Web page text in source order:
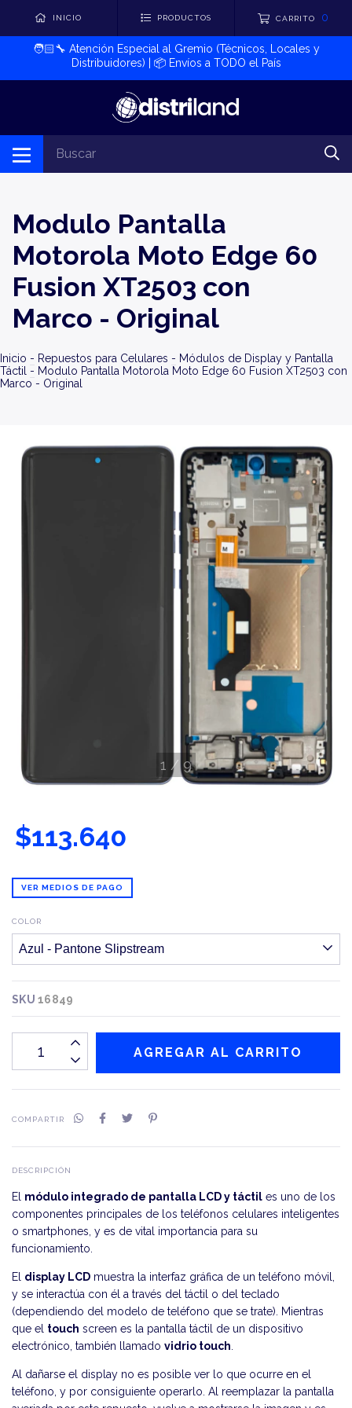
INICIO PRODUCTOS CARRITO 0
🧑🏻‍🔧​ Atención Especial al Gremio (Técnicos, Locales y
Distribuidores) | 📦​ Envíos a TODO el País
Modulo Pantalla
Motorola Moto Edge 60
Fusion XT2503 con
Marco - Original
Inicio - Repuestos para Celulares - Módulos de Display y Pantalla
Táctil
- Modulo Pantalla Motorola Moto Edge 60 Fusion XT2503 con
Marco - Original
1 / 9
$113.640
VER MEDIOS DE PAGO
COLOR
SKU16849
COMPARTIR
DESCRIPCIÓN
El módulo integrado de pantalla LCD y táctil es uno de los
componentes principales de los teléfonos celulares inteligentes
o smartphones, y es de vital importancia para su
funcionamiento.
El display LCD muestra la interfaz gráfica de un teléfono móvil,
y se interactúa con él a través del táctil o del teclado
(dependiendo del modelo de teléfono que se trate). Mientras
que el touch screen es la pantalla táctil de un dispositivo
electrónico, también llamado vidrio touch
Al dañarse el display no es posible ver lo que ocurre en el
teléfono, y por consiguiente operarlo. Al reemplazar la pantalla